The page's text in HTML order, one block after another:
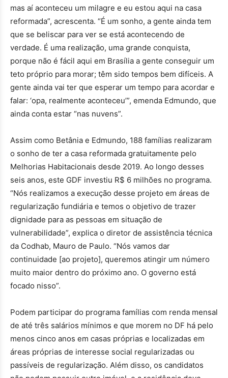
mas aí aconteceu um milagre e eu estou aqui na casa
reformada”, acrescenta. “É um sonho, a gente ainda tem
que se beliscar para ver se está acontecendo de
verdade. É uma realização, uma grande conquista,
porque não é fácil aqui em Brasília a gente conseguir um
teto próprio para morar; têm sido tempos bem difíceis. A
gente ainda vai ter que esperar um tempo para acordar e
falar: ‘opa, realmente aconteceu’”, emenda Edmundo, que
ainda conta estar “nas nuvens”.
Assim como Betânia e Edmundo, 188 famílias realizaram
o sonho de ter a casa reformada gratuitamente pelo
Melhorias Habitacionais desde 2019. Ao longo desses
seis anos, este GDF investiu R$ 6 milhões no programa.
“Nós realizamos a execução desse projeto em áreas de
regularização fundiária e temos o objetivo de trazer
dignidade para as pessoas em situação de
vulnerabilidade”, explica o diretor de assistência técnica
da Codhab, Mauro de Paulo. “Nós vamos dar
continuidade [ao projeto], queremos atingir um número
muito maior dentro do próximo ano. O governo está
focado nisso”.
Podem participar do programa famílias com renda mensal
de até três salários mínimos e que morem no DF há pelo
menos cinco anos em casas próprias e localizadas em
áreas próprias de interesse social regularizadas ou
passíveis de regularização. Além disso, os candidatos